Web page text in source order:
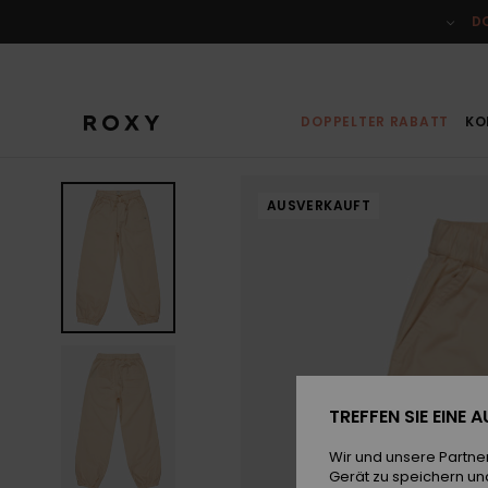
DOPPELTER RABATT
AUSVERKAUFT
TREFFEN SIE EINE
Wir und unsere
Gerät zu speichern